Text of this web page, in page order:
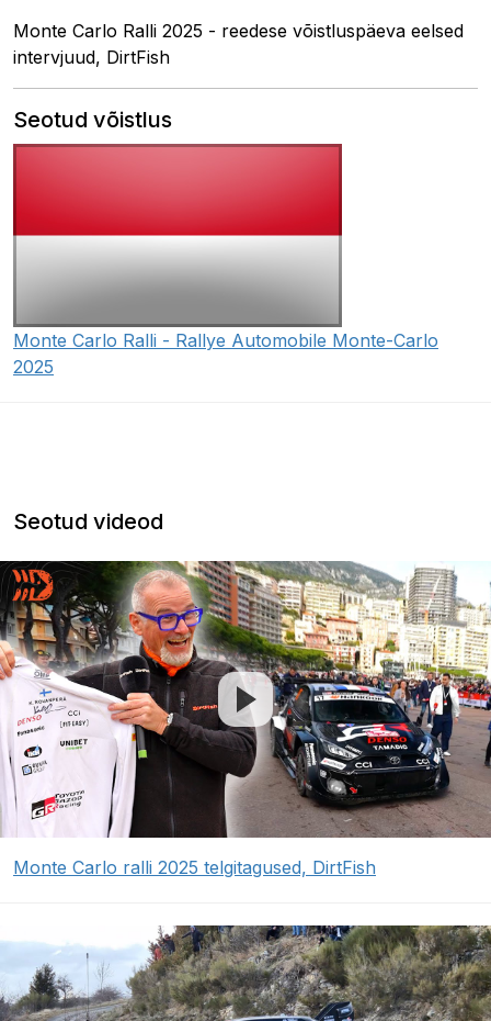
Monte Carlo Ralli 2025 - reedese võistluspäeva eelsed
intervjuud, DirtFish
Seotud võistlus
Monte Carlo Ralli - Rallye Automobile Monte-Carlo
2025
Seotud videod
Monte Carlo ralli 2025 telgitagused, DirtFish